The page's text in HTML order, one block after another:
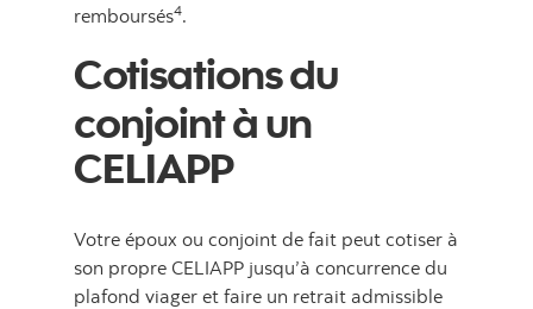
remboursés4.
Cotisations du
conjoint à un
CELIAPP
Votre époux ou conjoint de fait peut cotiser à
son propre CELIAPP jusqu’à concurrence du
plafond viager et faire un retrait admissible